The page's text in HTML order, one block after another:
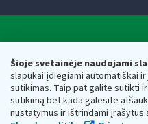
Šioje svetainėje naudojami
slapukai įdiegiami automatiškai
sutikimas. Taip pat galite sutikti
sutikimą bet kada galėsite
nustatymus ir ištrindami įrašytus
Respublikos finansų
Biudžetinė įstaiga. Juridinio
adresas: Vasario 16-osios g. 14,
vmi@vmi.lt, E. pristatymo
Duomenys apie Valstybinę